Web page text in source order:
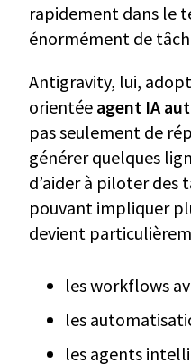
rapidement dans le
énormément de
Antigravity, lui,
orientée agent IA
pas seulement de
générer quelques
d’aider à piloter des
pouvant impliquer
devient
les workflows
les
les agents